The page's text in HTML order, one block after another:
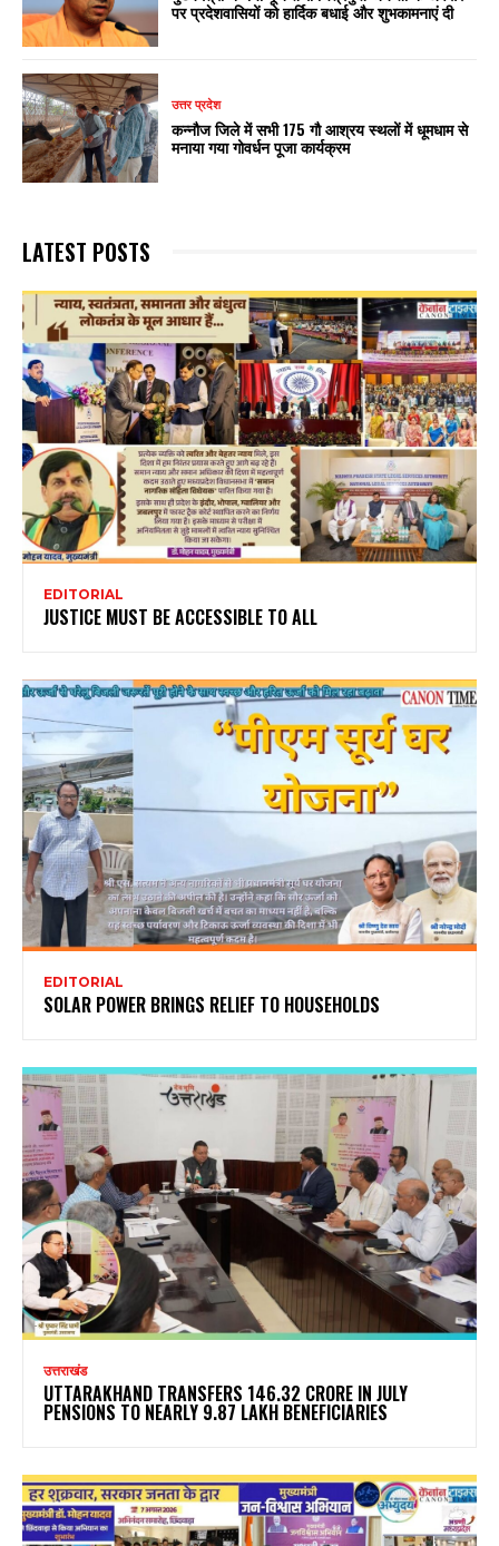
पर प्रदेशवासियों को हार्दिक बधाई और शुभकामनाएं दी
उत्तर प्रदेश
कन्नौज जिले में सभी 175 गौ आश्रय स्थलों में धूमधाम से
मनाया गया गोवर्धन पूजा कार्यक्रम
LATEST POSTS
EDITORIAL
JUSTICE MUST BE ACCESSIBLE TO ALL
EDITORIAL
SOLAR POWER BRINGS RELIEF TO HOUSEHOLDS
उत्तराखंड
UTTARAKHAND TRANSFERS ₹146.32 CRORE IN JULY
PENSIONS TO NEARLY 9.87 LAKH BENEFICIARIES